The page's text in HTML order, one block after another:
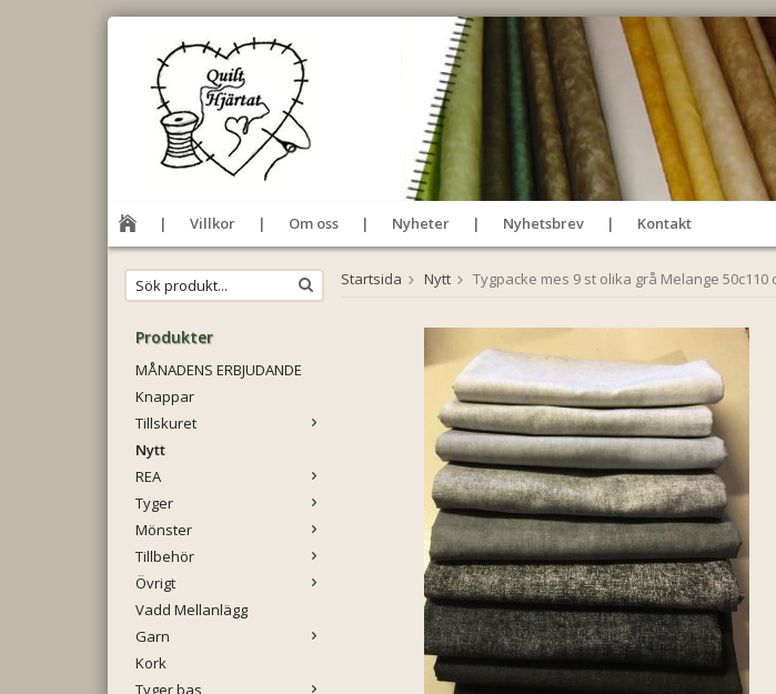
Villkor
Om oss Nyheter Nyhetsbrev Kontakt
Produkter
MÅNADENS ERBJUDANDE
Knappar
Tillskuret
Nytt
REA
Tyger
Mönster
Tillbehör
Övrigt
Vadd Mellanlägg
Garn
Kork
Tyger bas
Startsida Nytt Tygpacke mes 9 st olika grå Melange 50c110